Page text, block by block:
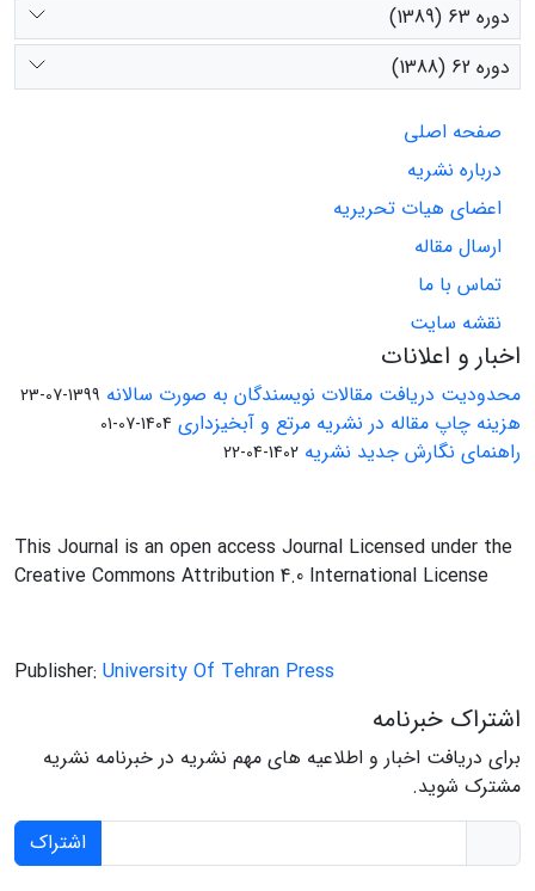
دوره 63 (1389)
دوره 62 (1388)
صفحه اصلی
درباره نشریه
اعضای هیات تحریریه
ارسال مقاله
تماس با ما
نقشه سایت
اخبار و اعلانات
محدودیت دریافت مقالات نویسندگان به صورت سالانه 1399-07-23
هزینه چاپ مقاله در نشریه مرتع و آبخیزداری 1404-07-01
راهنمای نگارش جدید نشریه 1402-04-22
This Journal is an open access Journal Licensed under the
Creative Commons Attribution 4.0 International License
Publisher: University Of Tehran Press
اشتراک خبرنامه
برای دریافت اخبار و اطلاعیه های مهم نشریه در خبرنامه نشریه
مشترک شوید.
اشتراک